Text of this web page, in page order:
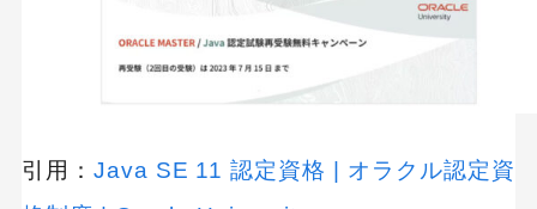
引用： Java SE 11 認定資格 | オラクル認定資